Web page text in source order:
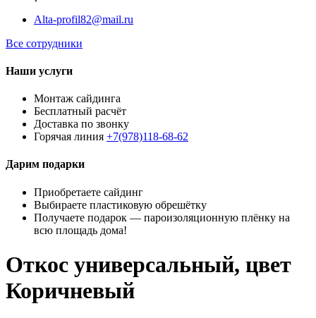
Alta-profil82@mail.ru
Все сотрудники
Наши услуги
Монтаж сайдинга
Бесплатный расчёт
Доставка по звонку
Горячая линия +7(978)118-68-62
Дарим подарки
Приобретаете сайдинг
Выбираете пластиковую обрешётку
Получаете подарок — пароизоляционную плёнку на
всю площадь дома!
Откос универсальный, цвет
Коричневый